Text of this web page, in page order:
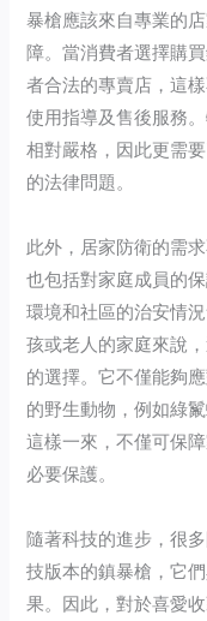
暴槍應該來自專業的
障。當消費者選擇購
者合法的專賣店，這
使用指導及售後服務
相對嚴格，因此更需
的法律問題。
此外，居家防衛的需
也包括對家庭成員的
環境和社區的治安情
孩或老人的家庭來說
的選擇。它不僅能夠
的野生動物，例如綠
這樣一來，不僅可保
必要保護。
隨著科技的進步，很
技版本的鎮暴槍，它
果。因此，對於喜愛